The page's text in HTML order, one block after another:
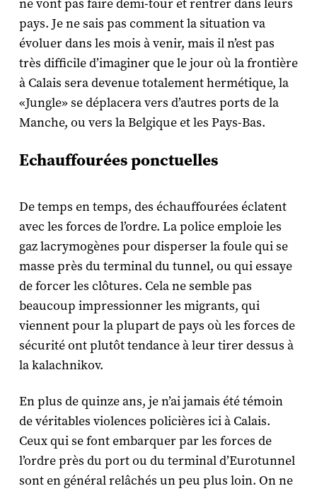
ne vont pas faire demi-tour et rentrer dans leurs
pays. Je ne sais pas comment la situation va
évoluer dans les mois à venir, mais il n’est pas
très difficile d’imaginer que le jour où la frontière
à Calais sera devenue totalement hermétique, la
«Jungle» se déplacera vers d’autres ports de la
Manche, ou vers la Belgique et les Pays-Bas.
Echauffourées ponctuelles
De temps en temps, des échauffourées éclatent
avec les forces de l’ordre. La police emploie les
gaz lacrymogènes pour disperser la foule qui se
masse près du terminal du tunnel, ou qui essaye
de forcer les clôtures. Cela ne semble pas
beaucoup impressionner les migrants, qui
viennent pour la plupart de pays où les forces de
sécurité ont plutôt tendance à leur tirer dessus à
la kalachnikov.
En plus de quinze ans, je n’ai jamais été témoin
de véritables violences policières ici à Calais.
Ceux qui se font embarquer par les forces de
l’ordre près du port ou du terminal d’Eurotunnel
sont en général relâchés un peu plus loin. On ne